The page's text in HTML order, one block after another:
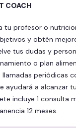
COACH
y obtén
tus dudas y
o plan
llamadas periódicas
ayudará a alcanzar
incluye 1 consulta
12 meses.